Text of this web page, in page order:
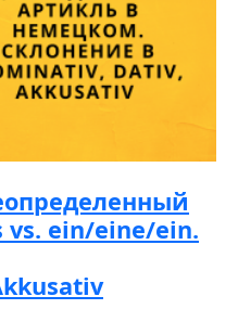
vs. ein/eine/ein.